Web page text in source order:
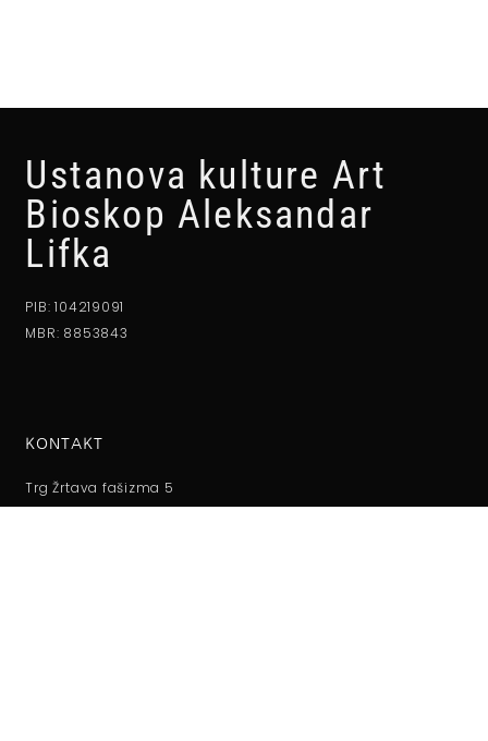
Ustanova kulture Art
Bioskop Aleksandar
Lifka
PIB: 104219091
MBR: 8853843
KONTAKT
Trg Žrtava fašizma 5